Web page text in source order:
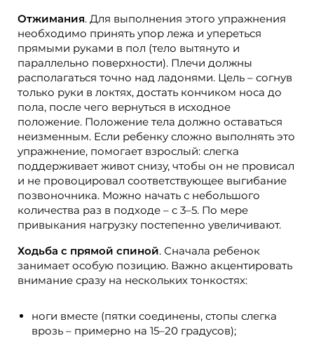
Отжимания. Для выполнения этого упражнения
необходимо принять упор лежа и упереться
прямыми руками в пол (тело вытянуто и
параллельно поверхности). Плечи должны
располагаться точно над ладонями. Цель – согнув
только руки в локтях, достать кончиком носа до
пола, после чего вернуться в исходное
положение. Положение тела должно оставаться
неизменным. Если ребенку сложно выполнять это
упражнение, помогает взрослый: слегка
поддерживает живот снизу, чтобы он не провисал
и не провоцировал соответствующее выгибание
позвоночника. Можно начать с небольшого
количества раз в подходе – с 3–5. По мере
привыкания нагрузку постепенно увеличивают.
Ходьба с прямой спиной. Сначала ребенок
занимает особую позицию. Важно акцентировать
внимание сразу на нескольких тонкостях:
ноги вместе (пятки соединены, стопы слегка
врозь – примерно на 15–20 градусов);